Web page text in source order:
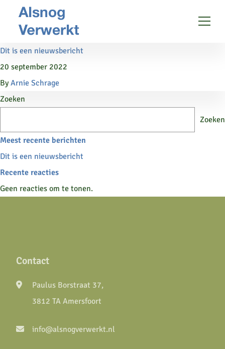
Ga naar de inhoud
Dit is een nieuwsbericht
20 september 2022
By Arnie Schrage
Zoeken
Zoeken
Meest recente berichten
Dit is een nieuwsbericht
Recente reacties
Geen reacties om te tonen.
Contact
Paulus Borstraat 37,
3812 TA Amersfoort
info@alsnogverwerkt.nl